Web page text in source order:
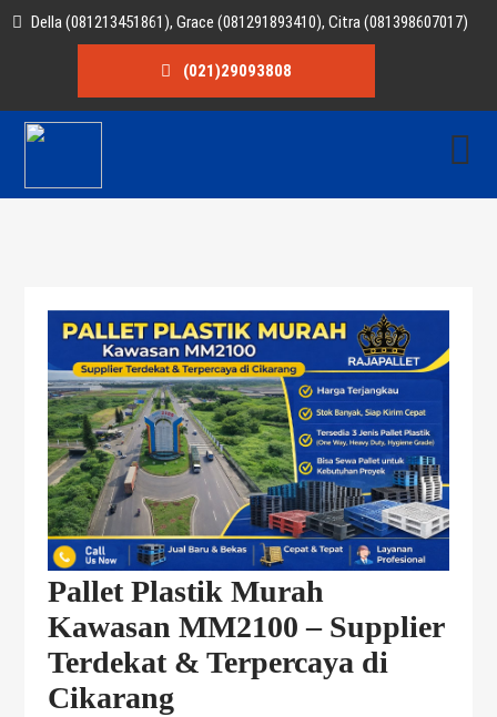
Della (081213451861), Grace (081291893410), Citra (081398607017)
(021)29093808
Pallet Plastik Murah
Kawasan MM2100 – Supplier
Terdekat & Terpercaya di
Cikarang